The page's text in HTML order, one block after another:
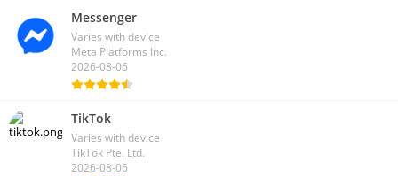
Messenger
Varies with device
Meta Platforms Inc.
2026-08-06
TikTok
Varies with device
TikTok Pte. Ltd.
2026-08-06